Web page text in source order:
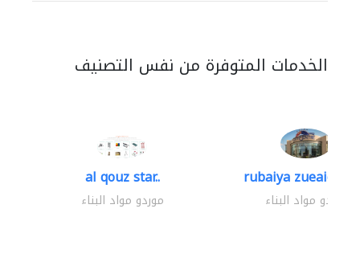
الخدمات المتوفرة من نفس التصنيف
al qouz star..
موردو مواد البناء
rubaiya zueaid
موردو مواد البناء